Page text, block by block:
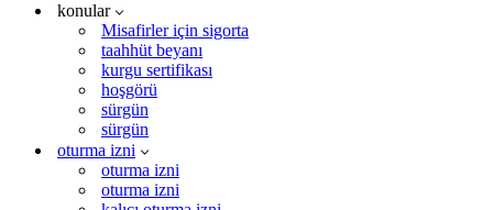
konular
Misafirler için sigorta
taahhüt beyanı
kurgu sertifikası
hoşgörü
sürgün
sürgün
oturma izni
oturma izni
oturma izni